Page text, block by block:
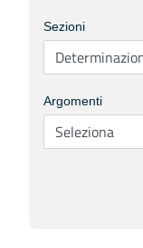
Sezioni
Argomenti